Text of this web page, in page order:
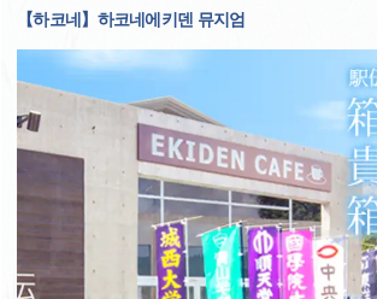
【하코네】하코네에키덴 뮤지엄